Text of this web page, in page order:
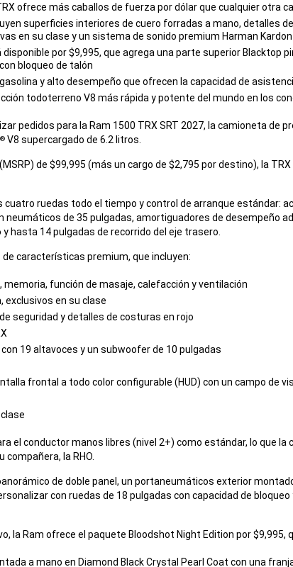
ofrece más caballos de fuerza por dólar que cualquier
superficies interiores de cuero forradas a mano, detalles
en su clase y un sistema de sonido premium Harman
por $9,995, que agrega una parte superior Blacktop
bloqueo de talón
y alto desempeño que ofrecen la capacidad de
todoterreno V8 más rápida y potente del mundo en los
pedidos para la Ram 1500 TRX SRT 2027, la camioneta
® V8 supercargado de 6.2 litros.
de $99,995 (más un cargo de $2,795 por destino), la
ruedas todo el tiempo y control de arranque estándar:
neumáticos de 35 pulgadas, amortiguadores de desempeño
hasta 14 pulgadas de recorrido del eje trasero.
de características premium, que incluyen:
función de masaje, calefacción y ventilación
exclusivos en su clase
seguridad y detalles de costuras en rojo
19 altavoces y un subwoofer de 10 pulgadas
frontal a todo color configurable (HUD) con un campo de
el conductor manos libres (nivel 2+) como estándar, lo que
la RHO.
de doble panel, un portaneumáticos exterior
con ruedas de 18 pulgadas con capacidad de
la Ram ofrece el paquete Bloodshot Night Edition por $9,995,
a mano en Diamond Black Crystal Pearl Coat con una